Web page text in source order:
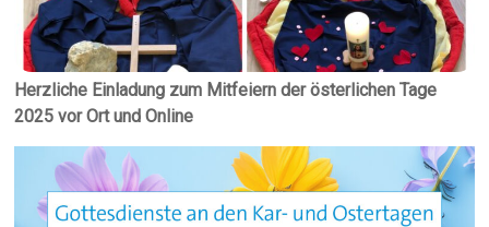
Herzliche Einladung zum Mitfeiern der österlichen Tage
2025 vor Ort und Online